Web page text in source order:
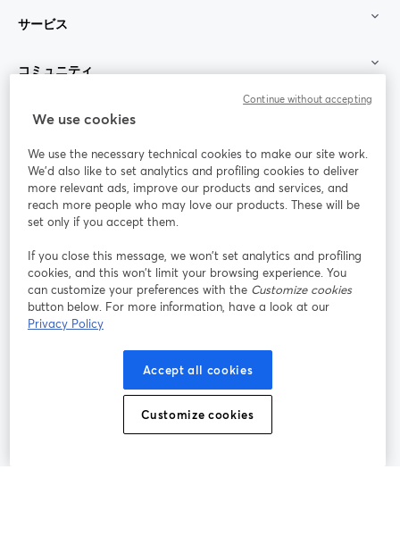
サービス
コミュニティ
StreamYard：
参加する
ライ
ンセ
ミナ
ー
Facebook
新しいタブで開く(Twitter)
YouTube
Instagram
新しいタブで開く
LinkedIn
新しいタブで開く
新しいタブで開く
プラットフォーム利用規約
個人情報保護方針 クッキーポリシー
We use cookies
We use the necessary technical cookies to make our site work.
We'd also like to set analytics and profiling cookies to deliver
more relevant ads, improve our products and services, and
reach more people who may love our products. These will be
set only if you accept them.
If you close this message, we won’t set analytics and profiling
cookies, and this won’t limit your browsing experience. You
can customize your preferences with the Customize cookies
button below. For more information, have a look at our
Privacy Policy
Accept all cookies
Customize cookies
Continue without accepting